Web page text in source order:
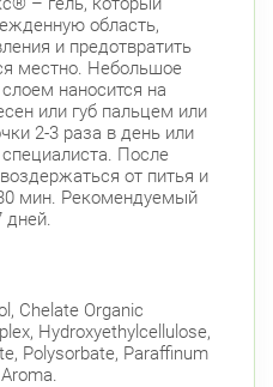
область,
и предотвратить
местно. Небольшое
наносится на
или губ пальцем или
2-3 раза в день или
После
от питья и
мин. Рекомендуемый
дней.
Chelate Organic
Hydroxyethylcellulose,
Polysorbate, Paraffinum